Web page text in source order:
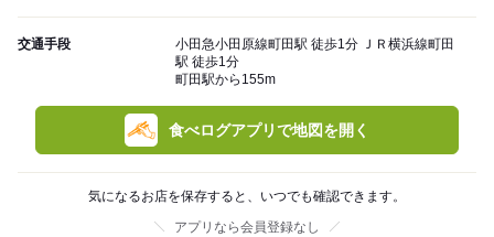
交通手段
小田急小田原線町田駅 徒歩1分 ＪＲ横浜線町田
駅 徒歩1分
町田駅から155m
食べログアプリで地図を開く
気になるお店を保存すると、いつでも確認できます。
アプリなら会員登録なし